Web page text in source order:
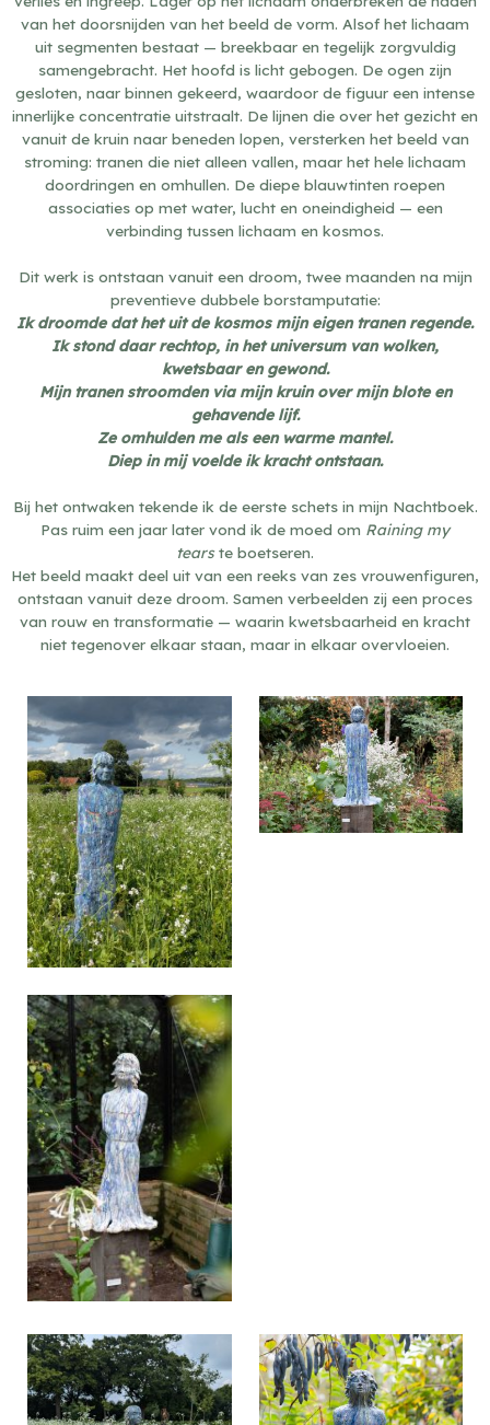
van het doorsnijden van het beeld de vorm. Alsof het lichaam
uit segmenten bestaat — breekbaar en tegelijk zorgvuldig
samengebracht. Het hoofd is licht gebogen. De ogen zijn
gesloten, naar binnen gekeerd, waardoor de figuur een intense
innerlijke concentratie uitstraalt. De lijnen die over het gezicht en
vanuit de kruin naar beneden lopen, versterken het beeld van
stroming: tranen die niet alleen vallen, maar het hele lichaam
doordringen en omhullen. De diepe blauwtinten roepen
associaties op met water, lucht en oneindigheid — een
verbinding tussen lichaam en kosmos.
Dit werk is ontstaan vanuit een droom, twee maanden na mijn
preventieve dubbele borstamputatie:
Ik droomde dat het uit de kosmos mijn eigen tranen regende.
Ik stond daar rechtop, in het universum van wolken,
kwetsbaar en gewond.
Mijn tranen stroomden via mijn kruin over mijn blote en
gehavende lijf.
Ze omhulden me als een warme mantel.
Diep in mij voelde ik kracht ontstaan.
Bij het ontwaken tekende ik de eerste schets in mijn Nachtboek.
Pas ruim een jaar later vond ik de moed om Raining my
tearste boetseren.
Het beeld maakt deel uit van een reeks van zes vrouwenfiguren,
ontstaan vanuit deze droom. Samen verbeelden zij een proces
van rouw en transformatie — waarin kwetsbaarheid en kracht
niet tegenover elkaar staan, maar in elkaar overvloeien.
Sensitive niple, 2022
Sensitive niple, 2022
Sensitive niple, 2022